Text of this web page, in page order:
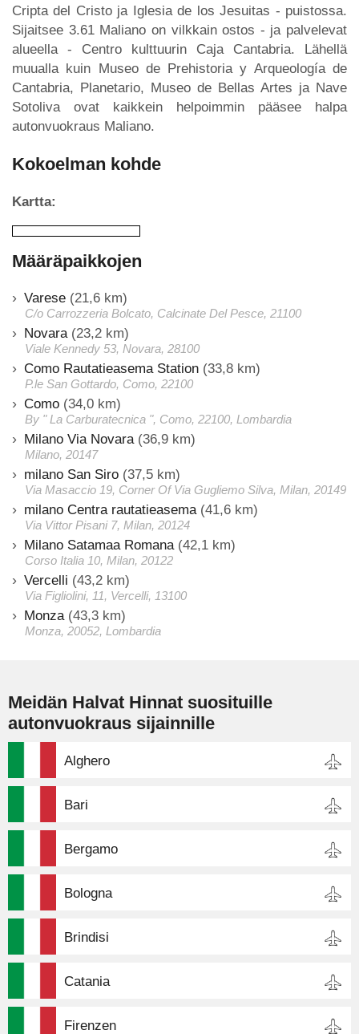
Cripta del Cristo ja Iglesia de los Jesuitas - puistossa.
Sijaitsee 3.61 Maliano on vilkkain ostos - ja palvelevat
alueella - Centro kulttuurin Caja Cantabria. Lähellä
muualla kuin Museo de Prehistoria y Arqueología de
Cantabria, Planetario, Museo de Bellas Artes ja Nave
Sotoliva ovat kaikkein helpoimmin pääsee halpa
autonvuokraus Maliano.
Kokoelman kohde
Kartta:
Määräpaikkojen
Varese (21,6 km)
C/o Carrozzeria Bolcato, Calcinate Del Pesce, 21100
Novara (23,2 km)
Viale Kennedy 53, Novara, 28100
Como Rautatieasema Station (33,8 km)
P.le San Gottardo, Como, 22100
Como (34,0 km)
By " La Carburatecnica ", Como, 22100, Lombardia
Milano Via Novara (36,9 km)
Milano, 20147
milano San Siro (37,5 km)
Via Masaccio 19, Corner Of Via Gugliemo Silva, Milan, 20149
milano Centra rautatieasema (41,6 km)
Via Vittor Pisani 7, Milan, 20124
Milano Satamaa Romana (42,1 km)
Corso Italia 10, Milan, 20122
Vercelli (43,2 km)
Via Figliolini, 11, Vercelli, 13100
Monza (43,3 km)
Monza, 20052, Lombardia
Meidän Halvat Hinnat suosituille
autonvuokraus sijainnille
Alghero
Bari
Bergamo
Bologna
Brindisi
Catania
Firenzen